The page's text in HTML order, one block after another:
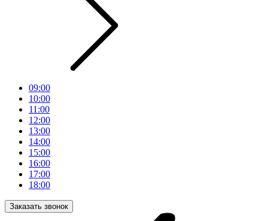
09:00
10:00
11:00
12:00
13:00
14:00
15:00
16:00
17:00
18:00
Заказать звонок